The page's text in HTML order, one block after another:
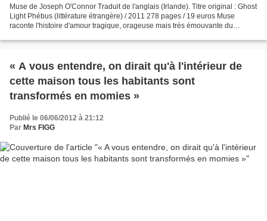
Muse de Joseph O'Connor Traduit de l'anglais (Irlande). Titre original : Ghost
Light Phébus (littérature étrangère) / 2011 278 pages / 19 euros Muse
raconte l'histoire d'amour tragique, orageuse mais très émouvante du
« A vous entendre, on dirait qu'à l'intérieur de
cette maison tous les habitants sont
transformés en momies »
Publié le 06/06/2012 à 21:12
Par Mrs FIGG